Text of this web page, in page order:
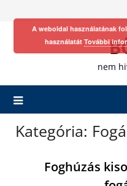
nem
Kategória:
Foghúzás
A weboldal használatának
használatát További